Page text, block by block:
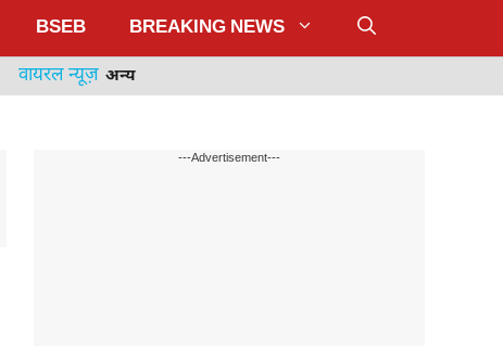
BSEB BREAKING NEWS
वायरल न्यूज़ अन्य
---Advertisement---